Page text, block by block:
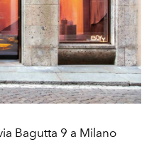
Bagutta 9 a Milano